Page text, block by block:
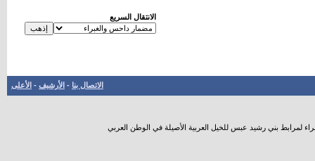
الانتقال السريع
الاتصال بنا - الأرشيف - الأعلى
لمرابط بني رشيد عبس للخيل العربية الأصيلة في الوطن العربي